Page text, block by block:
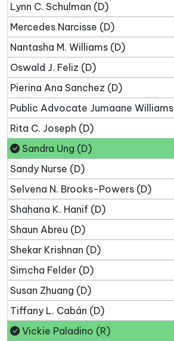
Lynn C. Schulman (D)
Mercedes Narcisse (D)
Nantasha M. Williams (D)
Oswald J. Feliz (D)
Pierina Ana Sanchez (D)
Public Advocate Jumaane Williams
Rita C. Joseph (D)
Sandra Ung (D)
Sandy Nurse (D)
Selvena N. Brooks-Powers (D)
Shahana K. Hanif (D)
Shaun Abreu (D)
Shekar Krishnan (D)
Simcha Felder (D)
Susan Zhuang (D)
Tiffany L. Cabán (D)
Vickie Paladino (R)